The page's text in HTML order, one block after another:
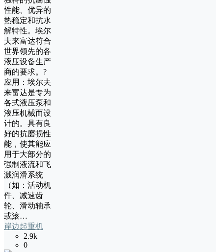
性能、优异的
热稳定和抗水
解特性。埃尔
夫来富达符合
世界领先的各
液压设备生产
商的要求。?
应用：埃尔夫
来富达是专为
各式液压泵和
液压机械而设
计的。具有良
好的抗磨损性
能，使其能应
用于大部分的
强制液流和飞
溅润滑系统
（如：活动机
件、减速齿
轮、滑动轴承
或滚…
岸边起重机
2.9k
0